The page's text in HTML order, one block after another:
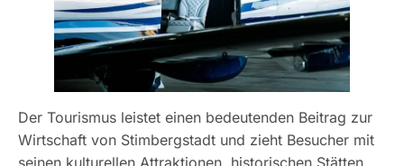
Der Tourismus leistet einen bedeutenden Beitrag zur
Wirtschaft von Stimbergstadt und zieht Besucher mit
seinen kulturellen Attraktionen, historischen Stätten